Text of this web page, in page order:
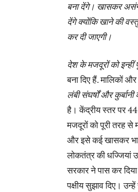
बना देंगे। खासकर
देंगे क्योंकि खाने की
कर दी जाएगी।
देश के मजदूरों को इन्हीं
बना दिए हैं. मालिकों
लंबी संघर्षों और
है। केंद्रीय स्तर पर
मजदूरों को पूरी तरह से
और इसे कई खासकर
लोकतंत्र की धज्जियां
सरकार ने पास कर
पक्षीय सुझाव दिए। उन्हें